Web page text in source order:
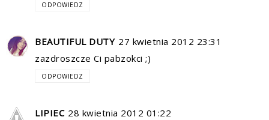
ODPOWIEDZ
BEAUTIFUL DUTY 27 kwietnia 2012 23:31
zazdroszcze Ci pabzokci ;)
ODPOWIEDZ
LIPIEC 28 kwietnia 2012 01:22